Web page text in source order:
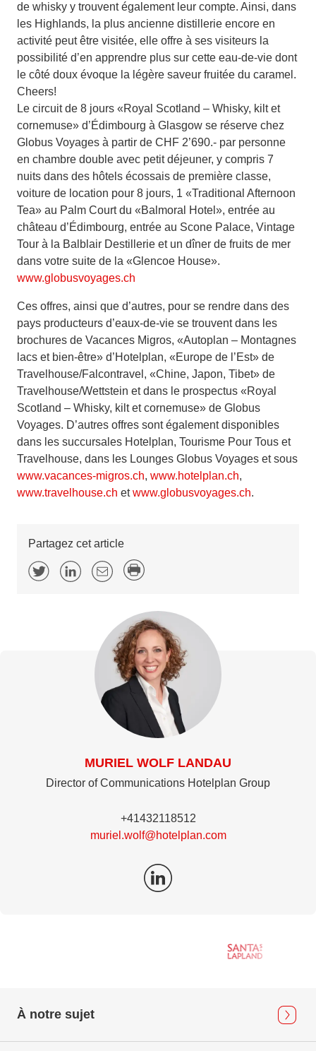
de whisky y trouvent également leur compte. Ainsi, dans
les Highlands, la plus ancienne distillerie encore en
activité peut être visitée, elle offre à ses visiteurs la
possibilité d’en apprendre plus sur cette eau-de-vie dont
le côté doux évoque la légère saveur fruitée du caramel.
Cheers!
Le circuit de 8 jours «Royal Scotland – Whisky, kilt et
cornemuse» d’Édimbourg à Glasgow se réserve chez
Globus Voyages à partir de CHF 2’690.- par personne
en chambre double avec petit déjeuner, y compris 7
nuits dans des hôtels écossais de première classe,
voiture de location pour 8 jours, 1 «Traditional Afternoon
Tea» au Palm Court du «Balmoral Hotel», entrée au
château d’Édimbourg, entrée au Scone Palace, Vintage
Tour à la Balblair Destillerie et un dîner de fruits de mer
dans votre suite de la «Glencoe House».
www.globusvoyages.ch
Ces offres, ainsi que d’autres, pour se rendre dans des
pays producteurs d’eaux-de-vie se trouvent dans les
brochures de Vacances Migros, «Autoplan – Montagnes
lacs et bien-être» d’Hotelplan, «Europe de l’Est» de
Travelhouse/Falcontravel, «Chine, Japon, Tibet» de
Travelhouse/Wettstein et dans le prospectus «Royal
Scotland – Whisky, kilt et cornemuse» de Globus
Voyages. D’autres offres sont également disponibles
dans les succursales Hotelplan, Tourisme Pour Tous et
Travelhouse, dans les Lounges Globus Voyages et sous
www.vacances-migros.ch, www.hotelplan.ch,
www.travelhouse.ch etwww.globusvoyages.ch.
Partagez cet article
MURIEL WOLF LANDAU
Director of Communications Hotelplan Group
+41432118512
muriel.wolf@hotelplan.com
À notre sujet